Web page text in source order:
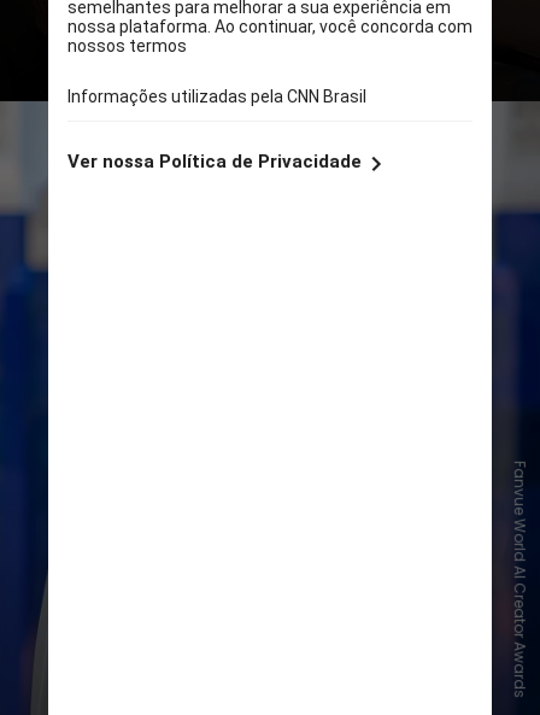
Fanvue World AI Creator Awards